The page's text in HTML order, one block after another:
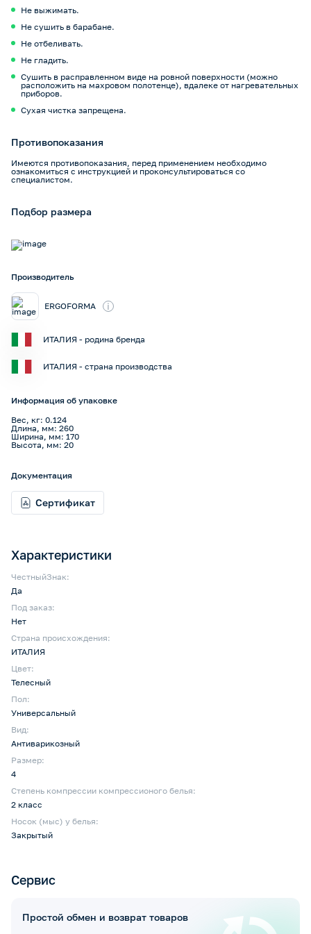
Не выжимать.
Не сушить в барабане.
Не отбеливать.
Не гладить.
Сушить в расправленном виде на ровной поверхности (можно
расположить на махровом полотенце), вдалеке от нагревательных
приборов.
Сухая чистка запрещена.
Противопоказания
Имеются противопоказания, перед применением необходимо
ознакомиться с инструкцией и проконсультироваться со
специалистом.
Подбор размера
Характеристики
ЧестныйЗнак:
Да
Под заказ:
Нет
Страна происхождения:
ИТАЛИЯ
Цвет:
Телесный
Пол:
Универсальный
Вид:
Антиварикозный
Размер:
4
Степень компрессии компрессионого белья:
2 класс
Носок (мыс) у белья:
Закрытый
Производитель
ERGOFORMA i
ИТАЛИЯ - родина бренда
ИТАЛИЯ - страна производства
Информация об упаковке
Вес, кг: 0.124
Длина, мм: 260
Ширина, мм: 170
Высота, мм: 20
Документация
Сертификат
Сервис
Простой обмен и возврат товаров